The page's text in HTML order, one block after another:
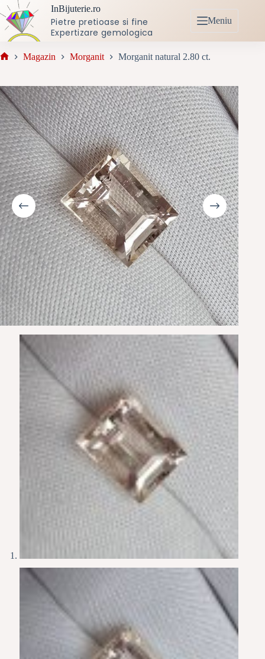
Sari
la
conținut
InBijuterie.ro
Pietre pretioase si fine
Expertizare gemologica
Meniu
Magazin Morganit Morganit natural 2.80 ct.